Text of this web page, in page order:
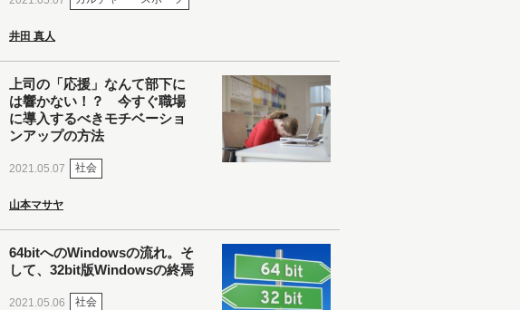
井田 真人
上司の「応援」なんて部下に
は響かない！？ 今すぐ職場
に導入するべきモチベーショ
ンアップの方法
2021.05.07 社会
山本マサヤ
64bitへのWindowsの流れ。そ
して、32bit版Windowsの終焉
2021.05.06 社会